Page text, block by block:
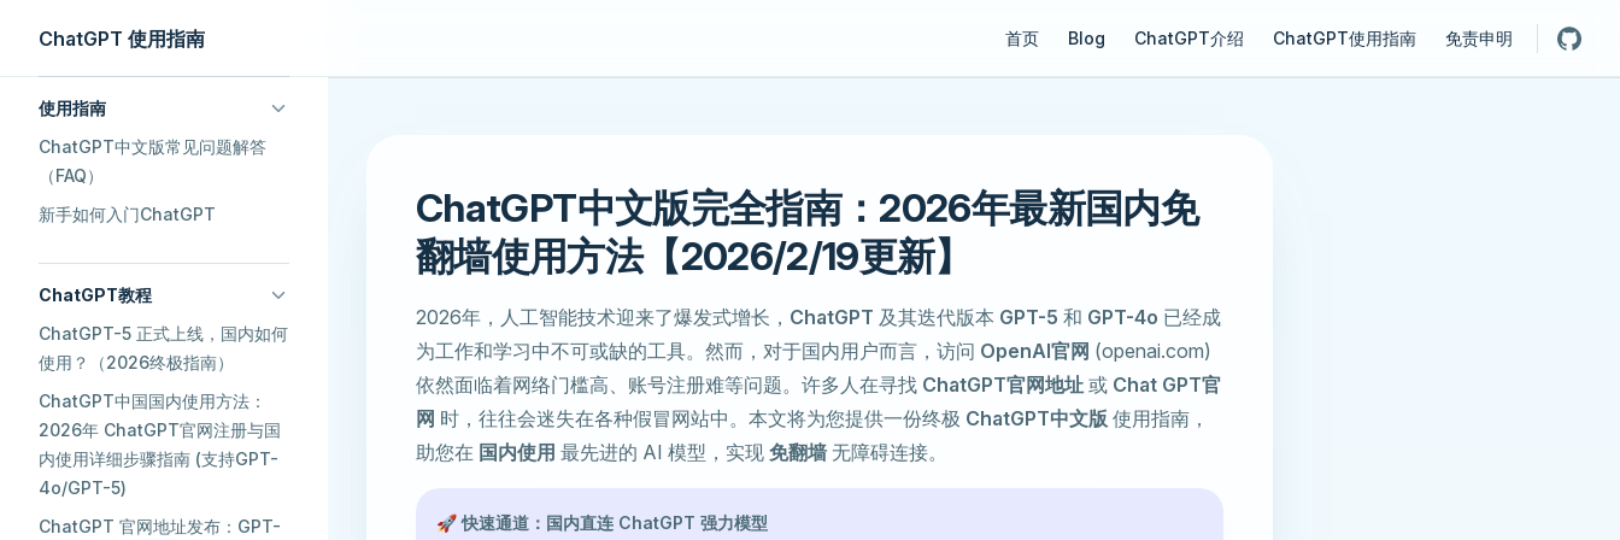
Skip to content
ChatGPT 使用指南 首页 Blog ChatGPT介绍 ChatGPT使用指南 免责申明
使用指南
ChatGPT中文版常见问题解答
（FAQ）
新手如何入门ChatGPT
ChatGPT教程
ChatGPT-5 正式上线，国内如何
使用？（2026终极指南）
ChatGPT中国国内使用方法：
2026年 ChatGPT官网注册与国
内使用详细步骤指南 (支持GPT-
4o/GPT-5)
ChatGPT 官网地址发布：GPT-
ChatGPT中文版完全指南：2026年最新国内免
翻墙使用方法【2026/2/19更新】
2026年，人工智能技术迎来了爆发式增长， ChatGPT 及其迭代版本 GPT-5 和 GPT-4o 已经成
为工作和学习中不可或缺的工具。然而，对于国内用户而言，访问 OpenAI官网 (openai.com)
依然面临着网络门槛高、账号注册难等问题。许多人在寻找 ChatGPT官网地址 或 Chat GPT官
网 时，往往会迷失在各种假冒网站中。本文将为您提供一份终极 ChatGPT中文版 使用指南，
助您在 国内使用 最先进的 AI 模型，实现 免翻墙 无障碍连接。
🚀 快速通道：国内直连 ChatGPT 强力模型